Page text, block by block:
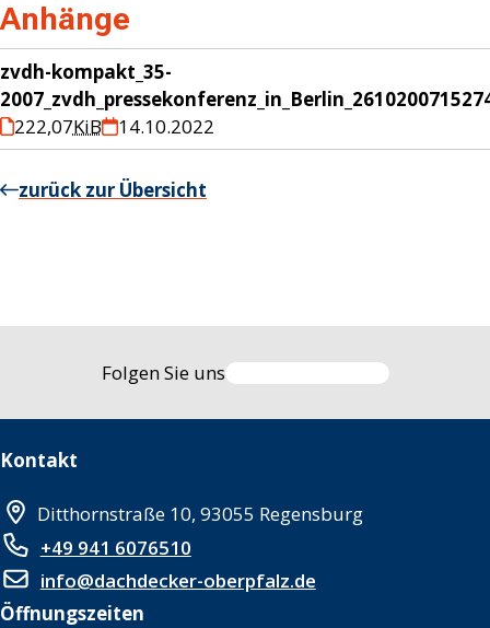
Anhänge
zvdh-kompakt_35-
222,07KiB 14.10.2022
zurück zur Übersicht
Folgen Sie uns
Kontakt
Ditthornstraße 10, 93055 Regensburg
+49 941 6076510
info@dachdecker-oberpfalz.de
Öffnungszeiten